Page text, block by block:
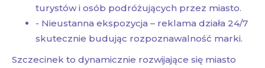
turystów i osób podróżujących przez miasto.
- Nieustanna ekspozycja – reklama działa 24/7
skutecznie budując rozpoznawalność marki.
Szczecinek to dynamicznie rozwijające się miasto